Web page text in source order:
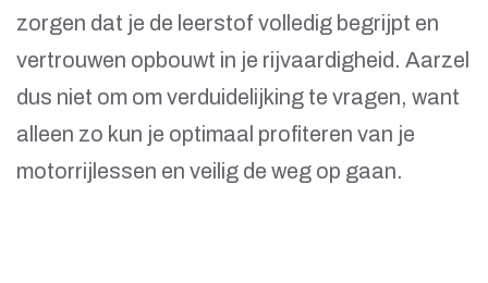
zorgen dat je de leerstof volledig begrijpt en
vertrouwen opbouwt in je rijvaardigheid. Aarzel
dus niet om om verduidelijking te vragen, want
alleen zo kun je optimaal profiteren van je
motorrijlessen en veilig de weg op gaan.